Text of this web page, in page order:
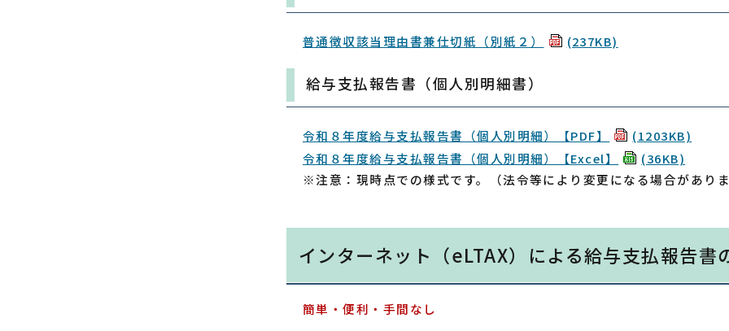
普通徴収該当理由書兼仕切紙（別紙２） (237KB)
給与支払報告書（個人別明細書）
令和８年度給与支払報告書（個人別明細）【PDF】
(1203KB)
令和８年度給与支払報告書（個人別明細）【Excel】
(36KB)
※注意：現時点での様式です。（法令等により変更になる場合があり
インターネット（eLTAX）による給与支払報告
簡単・便利・手間なし